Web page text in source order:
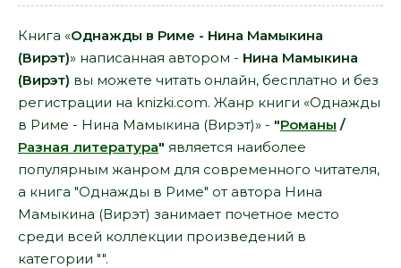
Книга «Однажды в Риме - Нина Мамыкина
(Вирэт)» написанная автором - Нина Мамыкина
(Вирэт) вы можете читать онлайн, бесплатно и без
регистрации на knizki.com. Жанр книги «Однажды
в Риме - Нина Мамыкина (Вирэт)» - "Романы /
Разная литература" является наиболее
популярным жанром для современного читателя,
а книга "Однажды в Риме" от автора Нина
Мамыкина (Вирэт) занимает почетное место
среди всей коллекции произведений в
категории "".